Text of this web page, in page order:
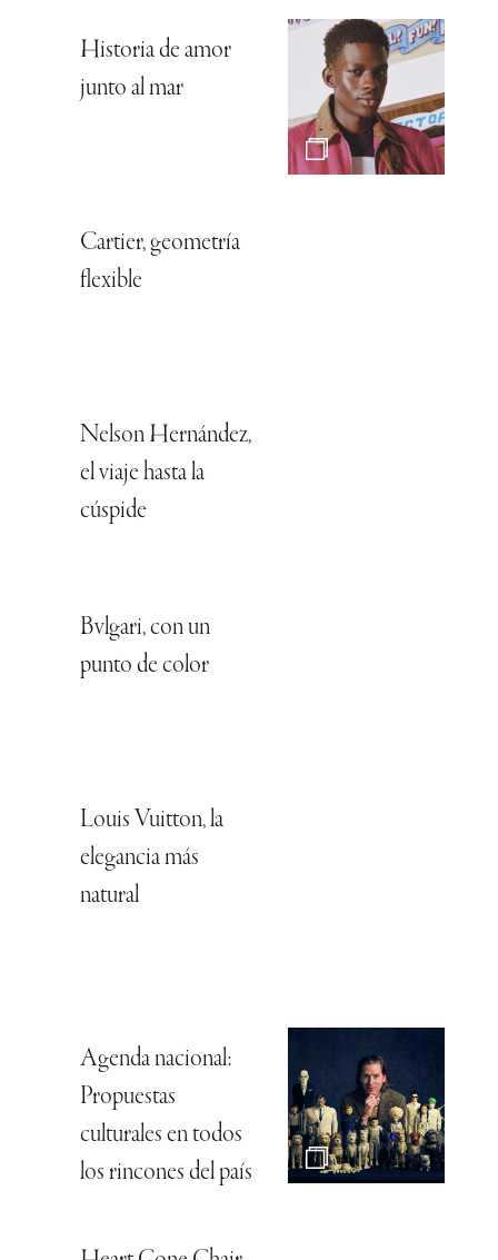
Historia de amor
junto al mar
Cartier, geometría
flexible
Nelson Hernández,
el viaje hasta la
cúspide
Bvlgari, con un
punto de color
Louis Vuitton, la
elegancia más
natural
Agenda nacional:
Propuestas
culturales en todos
los rincones del país